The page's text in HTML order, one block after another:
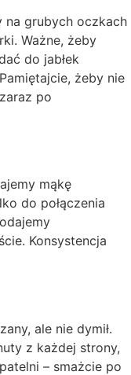
na grubych oczkach
Ważne, żeby
do jabłek
żeby nie
po
mąkę
do połączenia
Konsystencja
ale nie dymił.
z każdej strony,
– smażcie po